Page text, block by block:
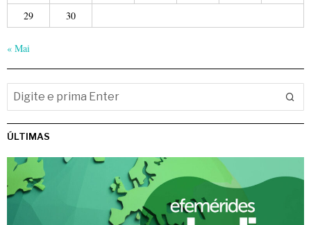
29
30
« Mai
ÚLTIMAS